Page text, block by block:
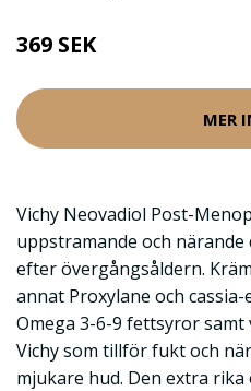
369 SEK
MER
Vichy Neovadiol Post-
uppstramande och
efter övergångsåldern.
annat Proxylane och
Omega 3-6-9 fettsyror
Vichy som tillför fukt och
mjukare hud. Den extra rika